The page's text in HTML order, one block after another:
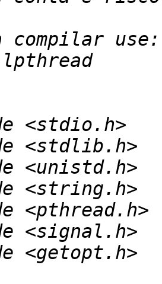
compilar